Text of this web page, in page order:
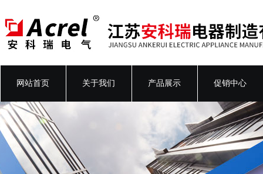
网站首页 关于我们 产品展示 促销中心